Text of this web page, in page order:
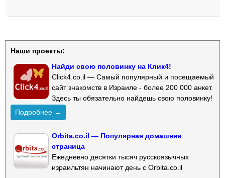
Наши проекты:
Найди свою половинку на Клик4!
Click4.co.il — Самый популярный и посещаемый
сайт знакомств в Израиле - более 200 000 анкет.
Здесь ты обязательно найдешь свою половинку!
Подробнее →
Orbita.co.il — Популярная домашняя
страница
Ежедневно десятки тысяч русскоязычных
израильтян начинают день с Orbita.co.il